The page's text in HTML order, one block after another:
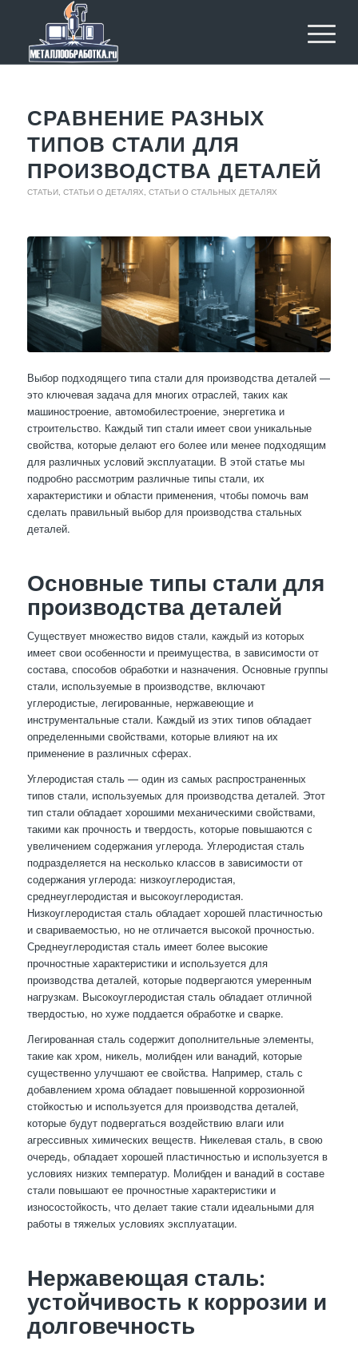
СРАВНЕНИЕ РАЗНЫХ
ТИПОВ СТАЛИ ДЛЯ
ПРОИЗВОДСТВА ДЕТАЛЕЙ
СТАТЬИ, СТАТЬИ О ДЕТАЛЯХ СТАТЬИ О СТАЛЬНЫХ ДЕТАЛЯХ
Выбор подходящего типа стали для производства деталей —
это ключевая задача для многих отраслей, таких как
машиностроение, автомобилестроение, энергетика и
строительство. Каждый тип стали имеет свои уникальные
свойства, которые делают его более или менее подходящим
для различных условий эксплуатации. В этой статье мы
подробно рассмотрим различные типы стали, их
характеристики и области применения, чтобы помочь вам
сделать правильный выбор для производства стальных
деталей.
Основные типы стали для
производства деталей
Существует множество видов стали, каждый из которых
имеет свои особенности и преимущества, в зависимости от
состава, способов обработки и назначения. Основные группы
стали, используемые в производстве, включают
углеродистые, легированные, нержавеющие и
инструментальные стали. Каждый из этих типов обладает
определенными свойствами, которые влияют на их
применение в различных сферах.
Углеродистая сталь — один из самых распространенных
типов стали, используемых для производства деталей. Этот
тип стали обладает хорошими механическими свойствами,
такими как прочность и твердость, которые повышаются с
увеличением содержания углерода. Углеродистая сталь
подразделяется на несколько классов в зависимости от
содержания углерода: низкоуглеродистая,
среднеуглеродистая и высокоуглеродистая.
Низкоуглеродистая сталь обладает хорошей пластичностью
и свариваемостью, но не отличается высокой прочностью.
Среднеуглеродистая сталь имеет более высокие
прочностные характеристики и используется для
производства деталей, которые подвергаются умеренным
нагрузкам. Высокоуглеродистая сталь обладает отличной
твердостью, но хуже поддается обработке и сварке.
Легированная сталь содержит дополнительные элементы,
такие как хром, никель, молибден или ванадий, которые
существенно улучшают ее свойства. Например, сталь с
добавлением хрома обладает повышенной коррозионной
стойкостью и используется для производства деталей,
которые будут подвергаться воздействию влаги или
агрессивных химических веществ. Никелевая сталь, в свою
очередь, обладает хорошей пластичностью и используется в
условиях низких температур. Молибден и ванадий в составе
стали повышают ее прочностные характеристики и
износостойкость, что делает такие стали идеальными для
работы в тяжелых условиях эксплуатации.
Нержавеющая сталь:
устойчивость к коррозии и
долговечность